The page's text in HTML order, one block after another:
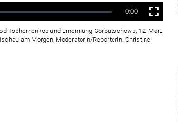
Verbleibende
Zeit
-0:00 Vollbild
Tschernenkos und Ernennung Gorbatschows, 12. März
am Morgen, Moderatorin/Reporterin: Christine